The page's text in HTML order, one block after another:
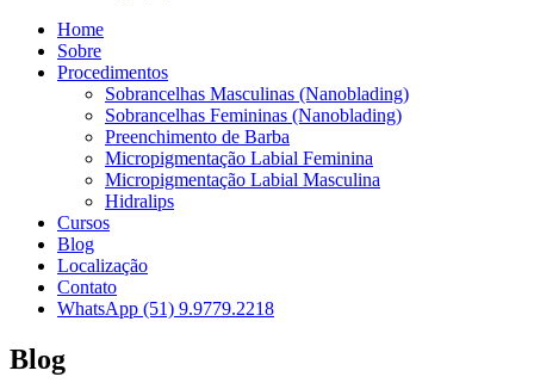
Home
Sobre
Procedimentos
Sobrancelhas Masculinas (Nanoblading)
Sobrancelhas Femininas (Nanoblading)
Preenchimento de Barba
Micropigmentação Labial Feminina
Micropigmentação Labial Masculina
Hidralips
Cursos
Blog
Localização
Contato
WhatsApp (51) 9.9779.2218
Blog